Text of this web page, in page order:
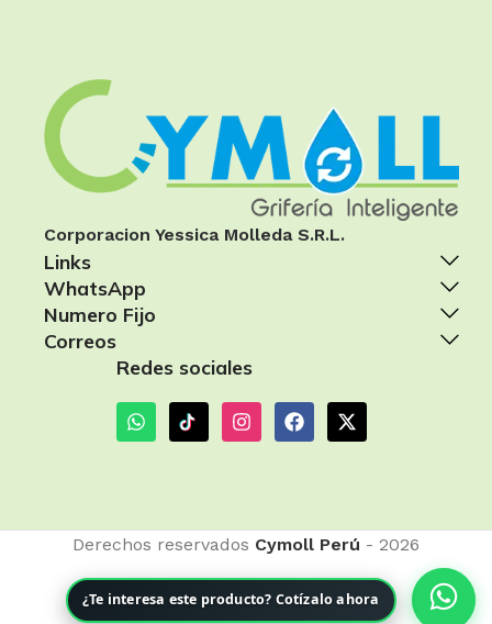
¿Te interesa este producto? Cotízalo ahora
Corporacion Yessica Molleda S.R.L.
Links
WhatsApp
Numero Fijo
Correos
Redes sociales
Derechos reservados Cymoll Perú - 2026